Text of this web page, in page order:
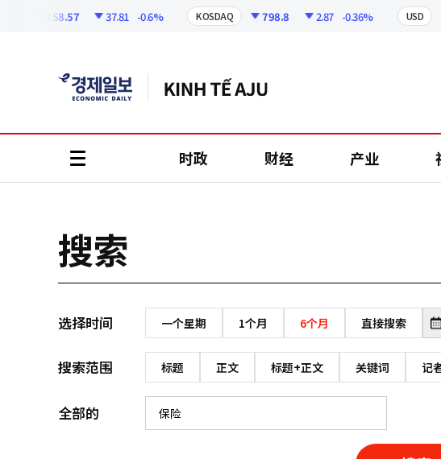
6258.57 37.81 -0.6% KOSDAQ 798.8 2.87 -0.36% USD
时政 财经 产业
搜索
选择时间 一个星期 1个月 6个月 直接搜索
搜索范围 标题 正文 标题+正文 关键词 记
全部的